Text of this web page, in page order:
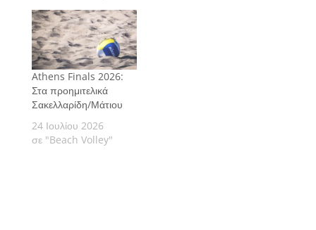
Athens Finals 2026:
Στα προημιτελικά
Σακελλαρίδη/Μάτιου
24 Ιουλίου 2026
σε "Beach Volley"